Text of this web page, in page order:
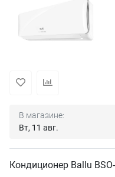
В магазине:
Вт, 11 авг.
Кондиционер Ballu